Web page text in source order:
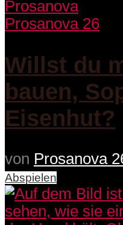
Prosanova 26
Willst du
bauen,
Eisenhut?
von Prosanova
Abspielen